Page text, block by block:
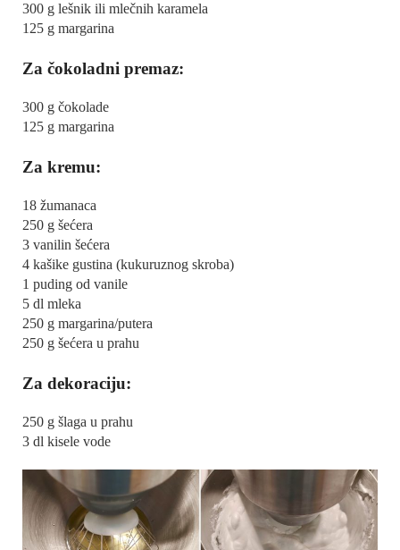
300 g lešnik ili mlečnih karamela
125 g margarina
Za čokoladni premaz:
300 g čokolade
125 g margarina
Za kremu:
18 žumanaca
250 g šećera
3 vanilin šećera
4 kašike gustina (kukuruznog skroba)
1 puding od vanile
5 dl mleka
250 g margarina/putera
250 g šećera u prahu
Za dekoraciju:
250 g šlaga u prahu
3 dl kisele vode